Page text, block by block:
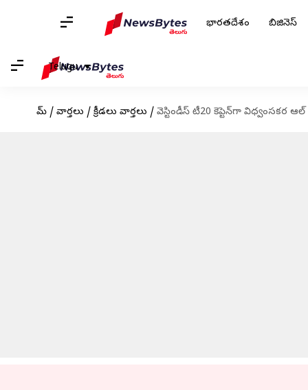
భారతదేశం బిజినెస్
Telugu
హోమ్ / వార్తలు / క్రీడలు వార్తలు / వెస్టిండీస్ టీ20 కెప్టెన్‌గా విధ్వంసకర